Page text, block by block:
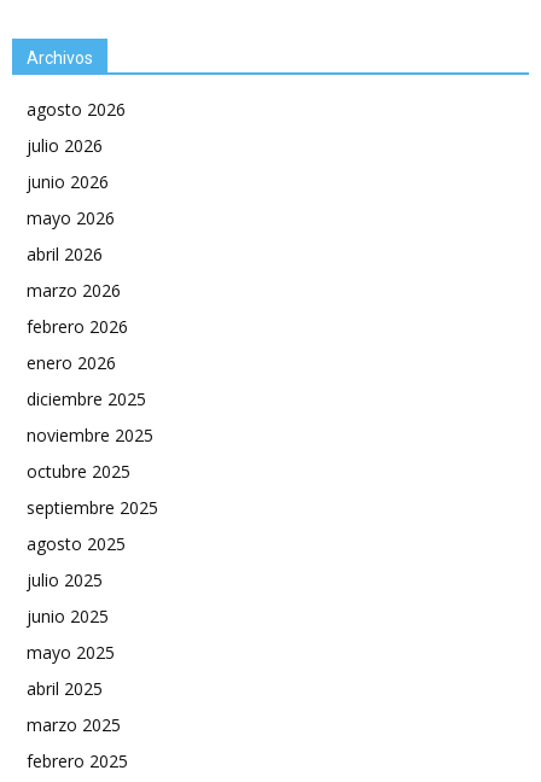
Archivos
agosto 2026
julio 2026
junio 2026
mayo 2026
abril 2026
marzo 2026
febrero 2026
enero 2026
diciembre 2025
noviembre 2025
octubre 2025
septiembre 2025
agosto 2025
julio 2025
junio 2025
mayo 2025
abril 2025
marzo 2025
febrero 2025